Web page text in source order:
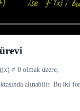
≠ 0 olmak üzere,
alınabilir. Bu iki